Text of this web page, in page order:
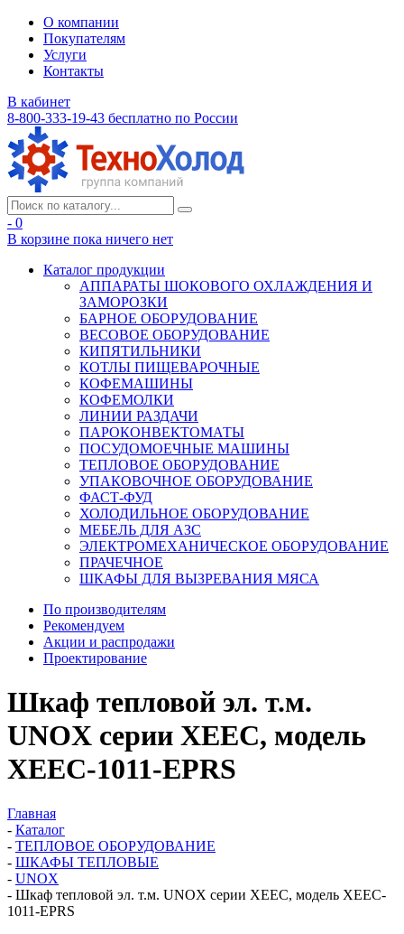
О компании
Покупателям
Услуги
Контакты
В кабинет
8-800-333-19-43 бесплатно по России
- 0
В корзине пока ничего нет
Каталог продукции
АППАРАТЫ ШОКОВОГО ОХЛАЖДЕНИЯ И
ЗАМОРОЗКИ
БАРНОЕ ОБОРУДОВАНИЕ
ВЕСОВОЕ ОБОРУДОВАНИЕ
КИПЯТИЛЬНИКИ
КОТЛЫ ПИЩЕВАРОЧНЫЕ
КОФЕМАШИНЫ
КОФЕМОЛКИ
ЛИНИИ РАЗДАЧИ
ПАРОКОНВЕКТОМАТЫ
ПОСУДОМОЕЧНЫЕ МАШИНЫ
ТЕПЛОВОЕ ОБОРУДОВАНИЕ
УПАКОВОЧНОЕ ОБОРУДОВАНИЕ
ФАСТ-ФУД
ХОЛОДИЛЬНОЕ ОБОРУДОВАНИЕ
МЕБЕЛЬ ДЛЯ АЗС
ЭЛЕКТРОМЕХАНИЧЕСКОЕ ОБОРУДОВАНИЕ
ПРАЧЕЧНОЕ
ШКАФЫ ДЛЯ ВЫЗРЕВАНИЯ МЯСА
По производителям
Рекомендуем
Акции и распродажи
Проектирование
Шкаф тепловой эл. т.м.
UNOX серии XEEC, модель
XEEC-1011-EPRS
Главная
- Каталог
- ТЕПЛОВОЕ ОБОРУДОВАНИЕ
- ШКАФЫ ТЕПЛОВЫЕ
- UNOX
- Шкаф тепловой эл. т.м. UNOX серии XEEC, модель XEEC-
1011-EPRS